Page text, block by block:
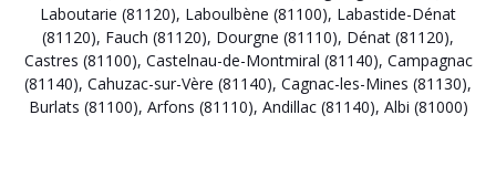
Laboutarie (81120), Laboulbène (81100), Labastide-Dénat
(81120), Fauch (81120), Dourgne (81110), Dénat (81120),
Castres (81100), Castelnau-de-Montmiral (81140), Campagnac
(81140), Cahuzac-sur-Vère (81140), Cagnac-les-Mines (81130),
Burlats (81100), Arfons (81110), Andillac (81140), Albi (81000)